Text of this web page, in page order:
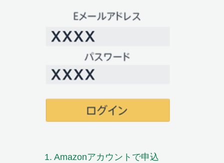
1. Amazonアカウントで申込